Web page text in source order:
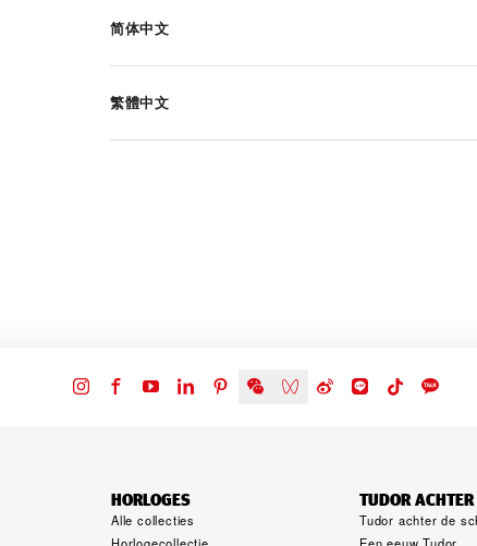
简体中文
繁體中文
HORLOGES
Alle collecties
Horlogecollectie
TUDOR
Tudor achter de
Een eeuw Tudor